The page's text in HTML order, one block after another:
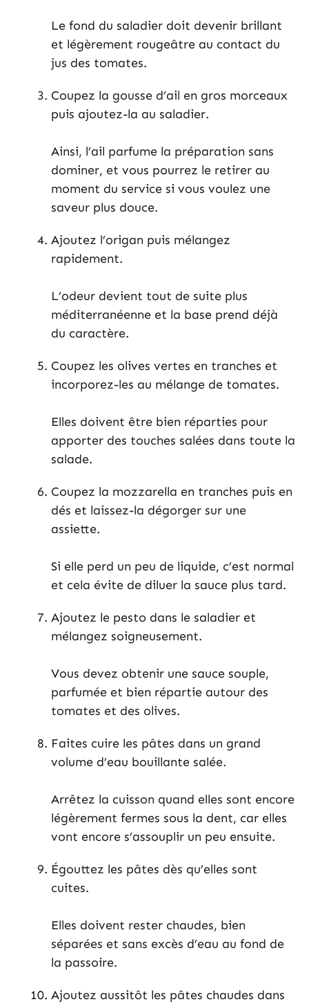
Le fond du saladier doit devenir brillant
et légèrement rougeâtre au contact du
jus des tomates.
Coupez la gousse d’ail en gros morceaux
puis ajoutez-la au saladier.
Ainsi, l’ail parfume la préparation sans
dominer, et vous pourrez le retirer au
moment du service si vous voulez une
saveur plus douce.
Ajoutez l’origan puis mélangez
rapidement.
L’odeur devient tout de suite plus
méditerranéenne et la base prend déjà
du caractère.
Coupez les olives vertes en tranches et
incorporez-les au mélange de tomates.
Elles doivent être bien réparties pour
apporter des touches salées dans toute la
salade.
Coupez la mozzarella en tranches puis en
dés et laissez-la dégorger sur une
assiette.
Si elle perd un peu de liquide, c’est normal
et cela évite de diluer la sauce plus tard.
Ajoutez le pesto dans le saladier et
mélangez soigneusement.
Vous devez obtenir une sauce souple,
parfumée et bien répartie autour des
tomates et des olives.
Faites cuire les pâtes dans un grand
volume d’eau bouillante salée.
Arrêtez la cuisson quand elles sont encore
légèrement fermes sous la dent, car elles
vont encore s’assouplir un peu ensuite.
Égouttez les pâtes dès qu’elles sont
cuites.
Elles doivent rester chaudes, bien
séparées et sans excès d’eau au fond de
la passoire.
Ajoutez aussitôt les pâtes chaudes dans